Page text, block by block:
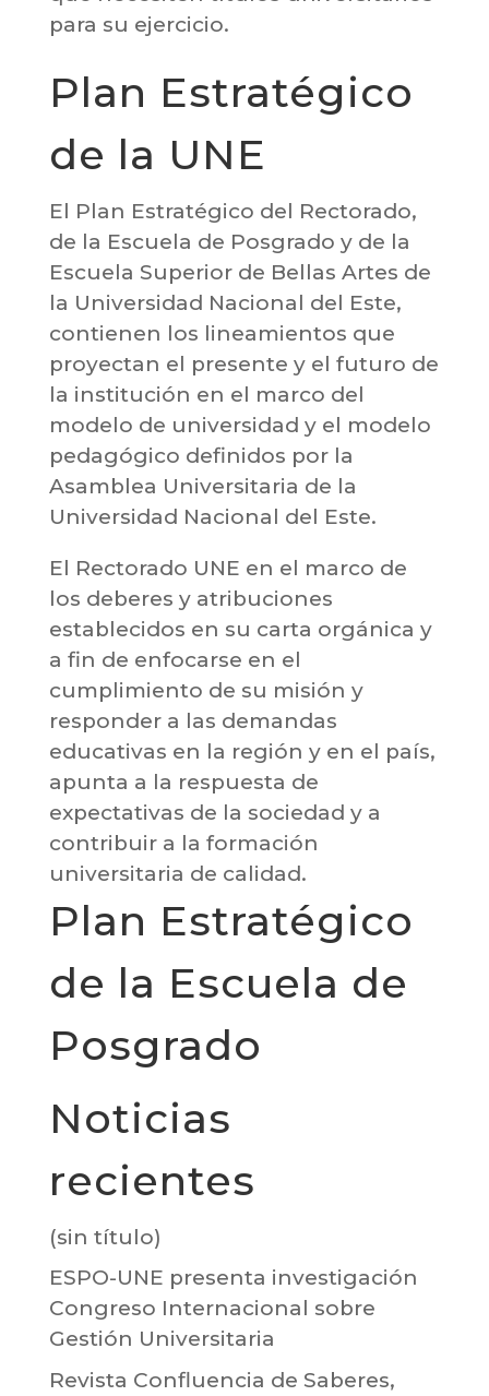
para su ejercicio.
Plan Estratégico
de la UNE
El Plan Estratégico del Rectorado,
de la Escuela de Posgrado y de la
Escuela Superior de Bellas Artes de
la Universidad Nacional del Este,
contienen los lineamientos que
proyectan el presente y el futuro de
la institución en el marco del
modelo de universidad y el modelo
pedagógico definidos por la
Asamblea Universitaria de la
Universidad Nacional del Este.
El Rectorado UNE en el marco de
los deberes y atribuciones
establecidos en su carta orgánica y
a fin de enfocarse en el
cumplimiento de su misión y
responder a las demandas
educativas en la región y en el país,
apunta a la respuesta de
expectativas de la sociedad y a
contribuir a la formación
universitaria de calidad.
Plan Estratégico
de la Escuela de
Posgrado
Noticias
recientes
(sin título)
ESPO-UNE presenta investigación
Congreso Internacional sobre
Gestión Universitaria
Revista Confluencia de Saberes,